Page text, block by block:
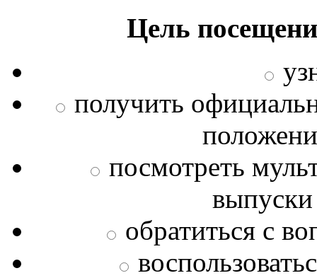
Цель
получить
посмотреть
обратиться с